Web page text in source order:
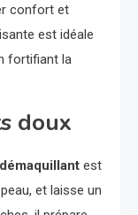
confort et
est idéale
fortifiant la
doux
est
et laisse un